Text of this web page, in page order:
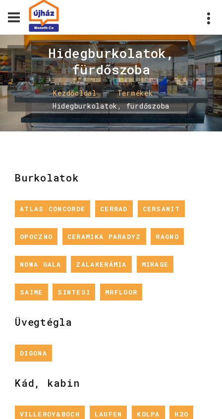
Hidegburkolatok,
fürdőszoba
Kezdőoldal
Termékek
Hidegburkolatok, fürdőszoba
Burkolatok
ATLAS CONCORDE CERRAD CERSANIT
OPOCZNO CERAMIKA PARADYZ RAGNO
NOWA GALA ZALAKERÁMIA MIRAGE
SAIME SINTESI MRFLOOR
Üvegtégla
DIGONA
Kád, kabin
VILLEROY&BOCH LAUFEN KOLPA H2O